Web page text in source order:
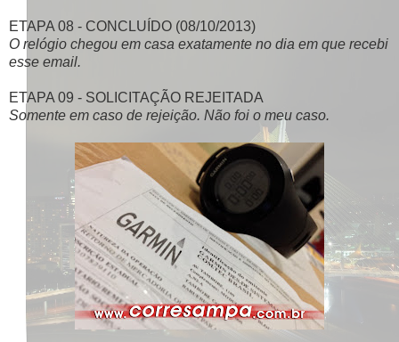
ETAPA 08 - CONCLUÍDO (08/10/2013)
O relógio chegou em casa exatamente no dia em que recebi
esse email.
ETAPA 09 - SOLICITAÇÃO REJEITADA
Somente em caso de rejeição. Não foi o meu caso.